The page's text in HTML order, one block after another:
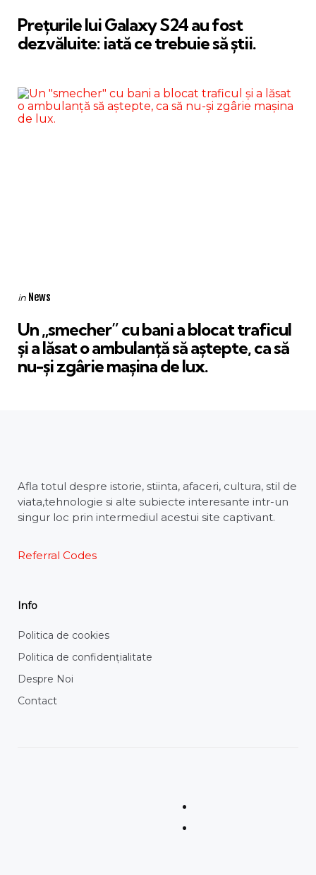
Prețurile lui Galaxy S24 au fost
dezvăluite: iată ce trebuie să știi.
Categories
Posted
in News
Un „smecher” cu bani a blocat traficul
și a lăsat o ambulanță să aștepte, ca să
nu-și zgârie mașina de lux.
Afla totul despre istorie, stiinta, afaceri, cultura, stil de
viata,tehnologie si alte subiecte interesante intr-un
singur loc prin intermediul acestui site captivant.
Referral Codes
Info
Politica de cookies
Politica de confidențialitate
Despre Noi
Contact